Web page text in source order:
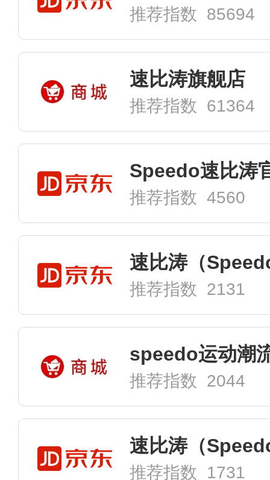
推荐指数 85694
速比涛旗舰店
推荐指数 61364
Speedo速比涛
推荐指数 4560
推荐指数 2131
speedo运动潮
推荐指数 2044
推荐指数 1731